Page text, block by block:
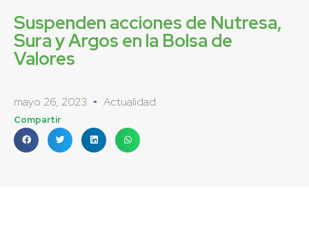
Suspenden acciones de Nutresa,
Sura y Argos en la Bolsa de
Valores
mayo 26, 2023 Actualidad
Compartir